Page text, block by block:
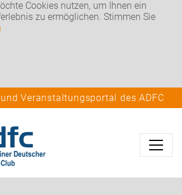
Cookies nutzen, um Ihnen ein
zu ermöglichen. Stimmen Sie
Veranstaltungsportal des ADFC